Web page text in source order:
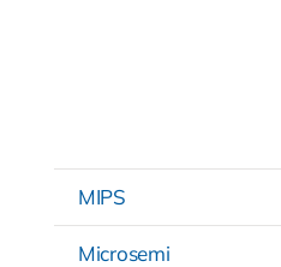
MIPS
Microsemi